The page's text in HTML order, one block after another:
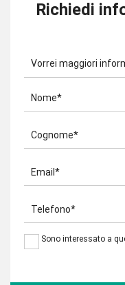
Richiedi
Vorrei maggiori
Nome*
Cognome*
Email*
Telefono*
Sono interessato a